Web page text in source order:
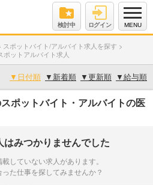
検討中 ログイン MENU
スポットバイト/アルバイト求人を探す >
ポットアルバイト求人
▼ 日付順 ▼ 新着順 ▼更新順 ▼給与順
ポットバイト・アルバイトの医
みつかりませんでした
していない求人があります。
た仕事を探してみませんか？